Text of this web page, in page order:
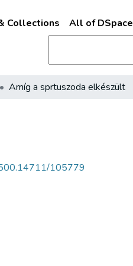
Collections All of DSpace
Amíg a sprtuszoda elkészült
105779